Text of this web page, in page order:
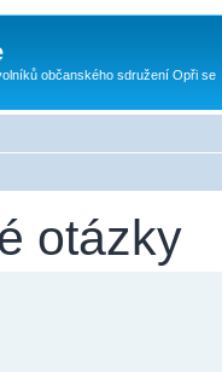
občanského sdružení Opři se
otázky